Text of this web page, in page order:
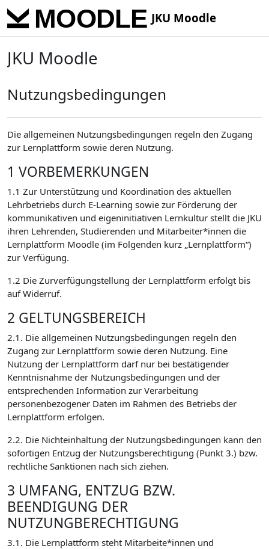
Skip to main content
JKU Moodle
JKU Moodle
Nutzungsbedingungen
Die allgemeinen Nutzungsbedingungen regeln den Zugang
zur Lernplattform sowie deren Nutzung.
1 VORBEMERKUNGEN
1.1 Zur Unterstützung und Koordination des aktuellen
Lehrbetriebs durch E-Learning sowie zur Förderung der
kommunikativen und eigeninitiativen Lernkultur stellt die JKU
ihren Lehrenden, Studierenden und Mitarbeiter*innen die
Lernplattform Moodle (im Folgenden kurz „Lernplattform“)
zur Verfügung.
1.2 Die Zurverfügungstellung der Lernplattform erfolgt bis
auf Widerruf.
2 GELTUNGSBEREICH
2.1. Die allgemeinen Nutzungsbedingungen regeln den
Zugang zur Lernplattform sowie deren Nutzung. Eine
Nutzung der Lernplattform darf nur bei bestätigender
Kenntnisnahme der Nutzungsbedingungen und der
entsprechenden Information zur Verarbeitung
personenbezogener Daten im Rahmen des Betriebs der
Lernplattform erfolgen.
2.2. Die Nichteinhaltung der Nutzungsbedingungen kann den
sofortigen Entzug der Nutzungsberechtigung (Punkt 3.) bzw.
rechtliche Sanktionen nach sich ziehen.
3 UMFANG, ENTZUG BZW.
BEENDIGUNG DER
NUTZUNGBERECHTIGUNG
3.1. Die Lernplattform steht Mitarbeite*innen und